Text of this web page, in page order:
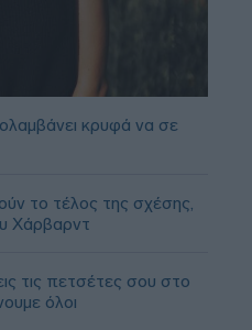
κρυφά να σε
το τέλος της σχέσης,
Χάρβαρντ
τις πετσέτες σου στο
όλοι